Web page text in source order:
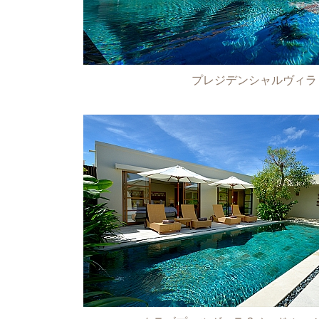
プレジデンシャルヴィラ